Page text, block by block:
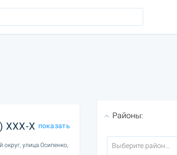
XXX-X показать
округ, улица Осипенко,
Районы: